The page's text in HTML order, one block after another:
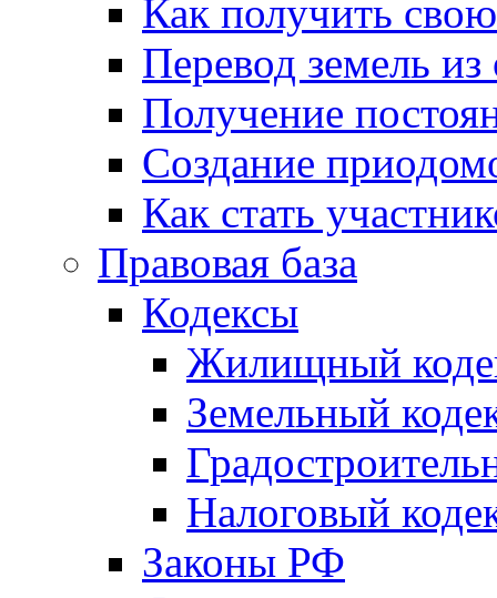
Как получить
Перевод земель
Получение
Создание
Как стать
Правовая база
Кодексы
Жилищный
Земельный
Налоговый
Законы РФ